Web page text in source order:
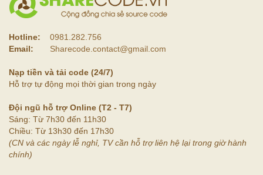
Hotline:
0981.282.756
Email:
Sharecode.contact@gmail.com
Nạp tiền và tải code (24/7)
Hỗ trợ tự động mọi thời gian trong ngày
Đội ngũ hỗ trợ Online (T2 - T7)
Sáng: Từ 7h30 đến 11h30
Chiều: Từ 13h30 đến 17h30
(CN và các ngày lễ nghỉ, TV cần hỗ trợ liên hệ lại trong giờ hành
chính)